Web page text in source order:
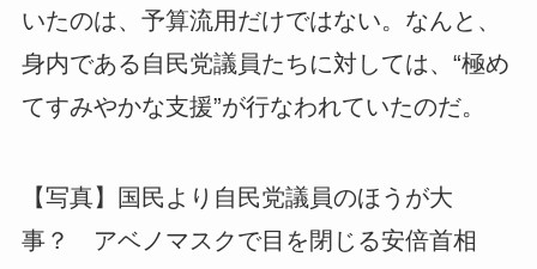
いたのは、予算流用だけではない。なんと、
身内である自民党議員たちに対しては、“極め
てすみやかな支援”が行なわれていたのだ。
【写真】国民より自民党議員のほうが大
事？ アベノマスクで目を閉じる安倍首相